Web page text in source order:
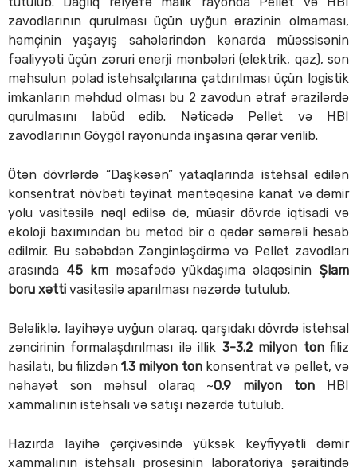
zavodlarının qurulması üçün uyğun ərazinin olmaması,
həmçinin yaşayış sahələrindən kənarda müəssisənin
fəaliyyəti üçün zəruri enerji mənbələri (elektrik, qaz), son
məhsulun polad istehsalçılarına çatdırılması üçün logistik
imkanların məhdud olması bu 2 zavodun ətraf ərazilərdə
qurulmasını labüd edib. Nəticədə Pellet və HBI
zavodlarının Göygöl rayonunda inşasına qərar verilib.
Ötən dövrlərdə “Daşkəsən” yataqlarında istehsal edilən
konsentrat növbəti təyinat məntəqəsinə kanat və dəmir
yolu vasitəsilə nəql edilsə də, müasir dövrdə iqtisadi və
ekoloji baxımından bu metod bir o qədər səmərəli hesab
edilmir. Bu səbəbdən Zənginləşdirmə və Pellet zavodları
arasında 45 kmməsafədə yükdaşıma əlaqəsinin Şlam
boru xətti vasitəsilə aparılması nəzərdə tutulub.
Beləliklə, layihəyə uyğun olaraq, qarşıdakı dövrdə istehsal
zəncirinin formalaşdırılması ilə illik 3-3.2 milyon tonfiliz
hasilatı, bu filizdən 1.3 milyon tonkonsentrat və pellet, və
nəhayət son məhsul olaraq ~0.9 milyon ton HBI
xammalının istehsalı və satışı nəzərdə tutulub.
Hazırda layihə çərçivəsində yüksək keyfiyyətli dəmir
xammalının istehsalı prosesinin laboratoriya şəraitində